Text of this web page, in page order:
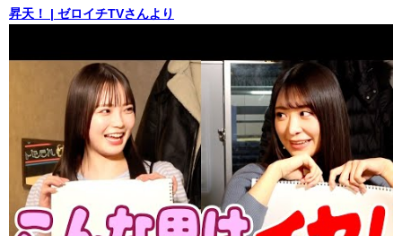
昇天！ | ゼロイチTVさんより